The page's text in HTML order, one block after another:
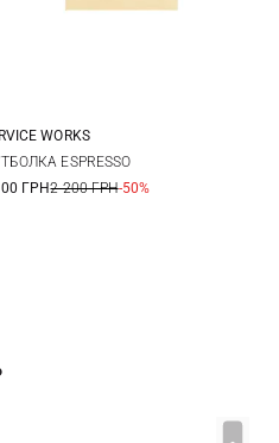
S M
WORKS
ESPRESSO
ГРН2 200 ГРН-50%